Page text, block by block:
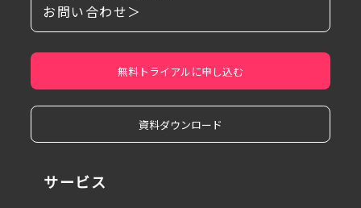
お問い合わせ＞
無料トライアルに申し込む
資料ダウンロード
サービス